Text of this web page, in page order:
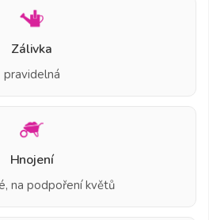
Zálivka
pravidelná
Hnojení
na podpoření květů